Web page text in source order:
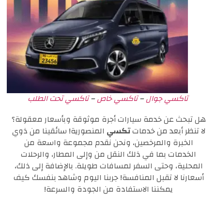
تاكسي جوال–تاكسي خاص–تاكسي تحت الطلب
هل تبحث عن خدمة سيارات أجرة موثوقة وبأسعار معقولة؟
لا تنظر أبعد من خدماتتكسيالمنصورية! سائقينا من ذوي
الخبرة والمرخصين، ونحن نقدم مجموعة واسعة من
الخدمات بما في ذلك النقل من وإلى المطار، والرحلات
المحلية، وحتى السفر لمسافات طويلة. بالإضافة إلى ذلك،
أسعارنا لا تقبل المنافسة! جربنا اليوم وشاهد بنفسك كيف
يمكننا الاستفادة من الجودة والسرعة!